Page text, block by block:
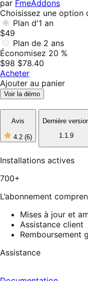
par FmeAddons
Choisissez une option
Plan d'1 an
$49
Plan de 2 ans
Économisez 20 %
$98 $78.40
Acheter
Ajouter au panier
Voir la démo
Avis
4.2 (6)
4
sur
avis
Dernière
1.1.9
Installations actives
700+
L’abonnement
Mises à jour et
Assistance client
Remboursement
Assistance